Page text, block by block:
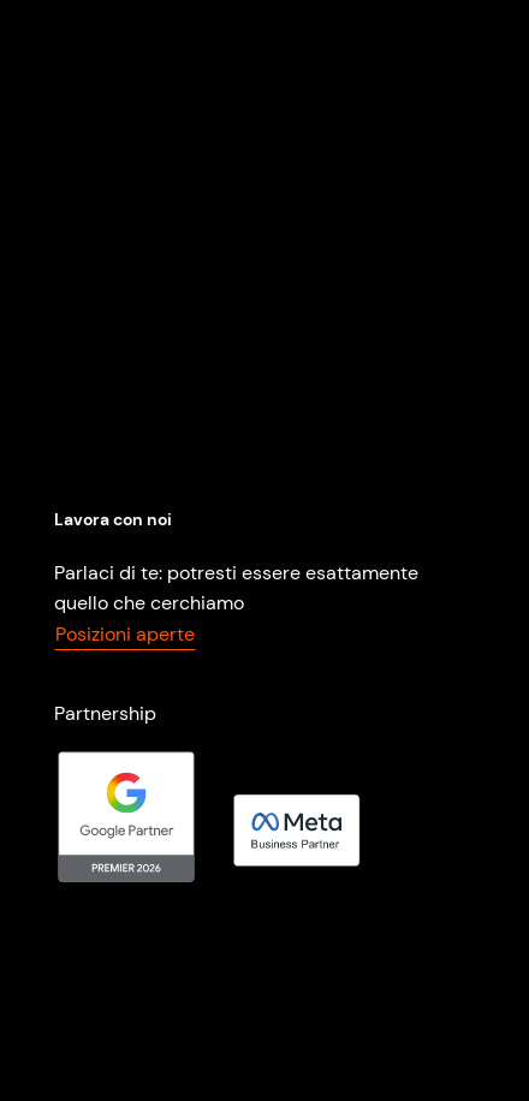
Lavora con noi
Parlaci di te: potresti essere esattamente
quello che cerchiamo
Posizioni aperte
Partnership